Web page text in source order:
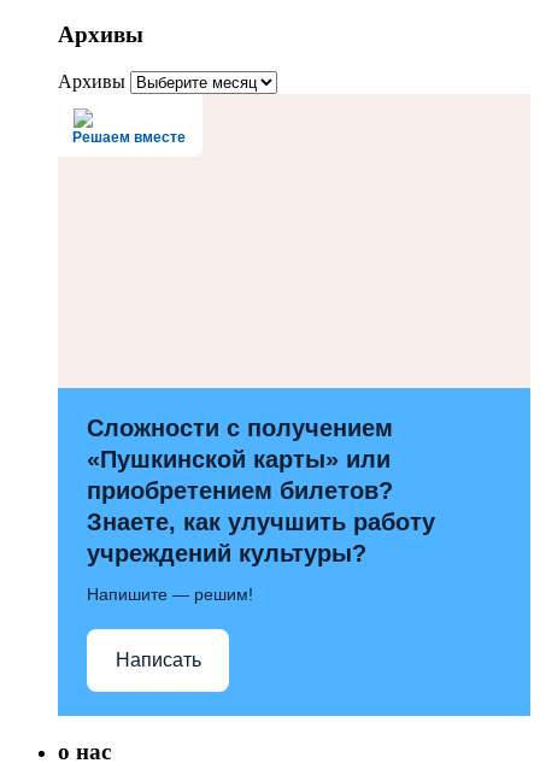
Архивы
Архивы
Решаем вместе
Сложности с получением
«Пушкинской карты» или
приобретением билетов?
Знаете, как улучшить работу
учреждений культуры?
Напишите — решим!
Написать
о нас